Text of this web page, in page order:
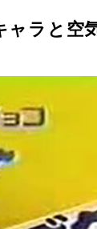
ャラと空